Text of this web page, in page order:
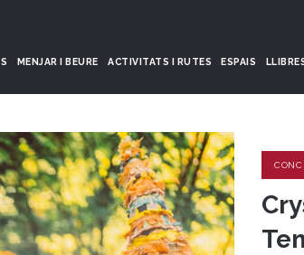
MENJAR I BEURE ACTIVITATS I RUTES ESPAIS